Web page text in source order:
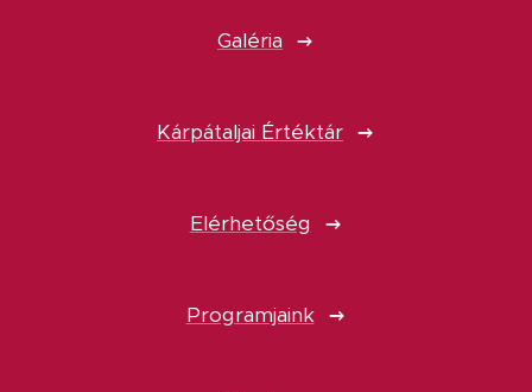
Galéria
Kárpátaljai Értéktár
Elérhetőség
Programjaink